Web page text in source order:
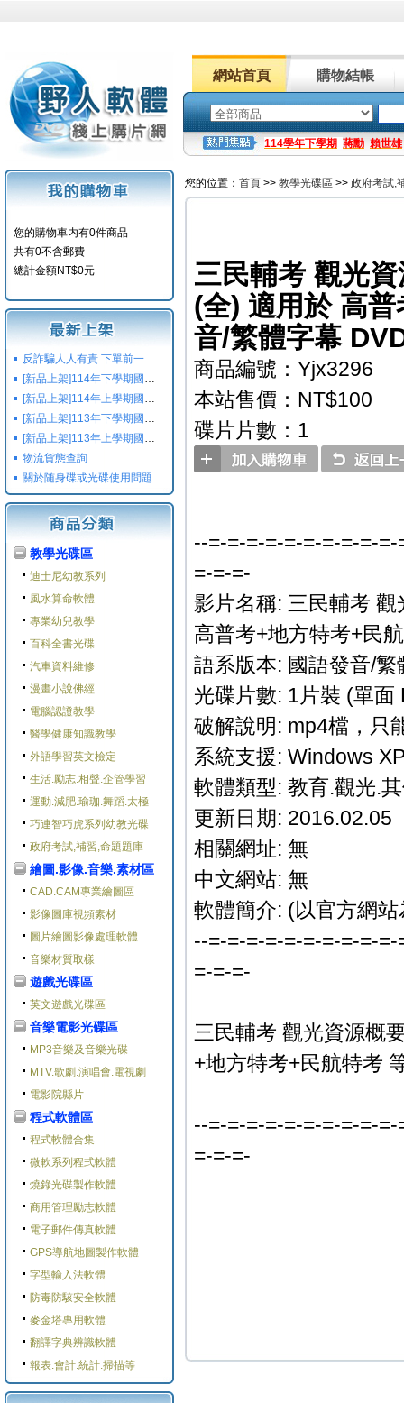
網站首頁 購物結帳
114學年下學期 蔣勳 賴世雄
您的購物車内有0件商品
共有0不含郵費
總計金額NT$0元
反詐騙人人有責 下單前一定要注意
[新品上架]114年下學期國小國中高中命題光碟,校用卷,習作
[新品上架]114年上學期國小國中高中命題光碟,校用卷,習作
[新品上架]113年下學期國小國中高中命題光碟,校用卷,習作
[新品上架]113年上學期國小國中高中命題光碟,校用卷,習作
物流貨態查詢
關於随身碟或光碟使用問題
教學光碟區
迪士尼幼教系列
風水算命軟體
專業幼兒教學
百科全書光碟
汽車資料維修
漫畫小說佛經
電腦認證教學
醫學健康知識教學
外語學習英文檢定
生活.勵志.相聲.企管學習
運動.減肥.瑜珈.舞蹈.太極
巧連智巧虎系列幼教光碟
政府考試,補習,命題題庫
繪圖.影像.音樂.素材區
CAD.CAM專業繪圖區
影像圖庫視頻素材
圖片繪圖影像處理軟體
音樂材質取樣
遊戲光碟區
英文遊戲光碟區
音樂電影光碟區
MP3音樂及音樂光碟
MTV.歌劇.演唱會.電視劇
電影院縣片
程式軟體區
程式軟體合集
微軟系列程式軟體
燒錄光碟製作軟體
商用管理勵志軟體
電子郵件傳真軟體
GPS導航地圖製作軟體
字型輸入法軟體
防毒防駭安全軟體
麥金塔專用軟體
翻譯字典辨識軟體
報表.會計.統計.掃描等
您的位置： 首頁 >> 教學光碟區 >> 政府考試,
三民輔考 觀光
(全) 適用於 高
音/繁體字幕
商品編號：Yjx3296
本站售價：NT$100
碟片片數：1
--=-=-=-=-=-=-=-=-=-
=-=-=-
影片名稱: 三民輔考
高普考+地方特考+民
語系版本: 國語發音/
光碟片數: 1片裝 (單面
破解說明: mp4檔，只
系統支援: Windows
軟體類型: 教育.觀光.
更新日期: 2016.02.05
相關網址: 無
中文網站: 無
軟體簡介: (以官方網站
--=-=-=-=-=-=-=-=-=-
=-=-=-
三民輔考 觀光資源概
+地方特考+民航特考
--=-=-=-=-=-=-=-=-=-
=-=-=-